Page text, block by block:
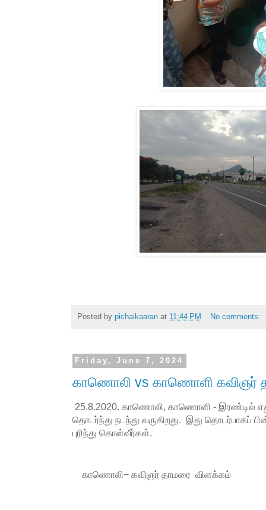
Posted by pichaikaaran at 11:44 PM No comments:
Friday, June 7, 2024
காணொலி vs காணொளி கவிஞர்
25.8.2020. காணொலி, காணொளி - இரண்டில்
தொடர்ந்து நடந்து வருகிறது. இது தொடர்பாகப்
புரிந்து கொள்வீர்கள்.
காணொலி− கவிஞர் தாமரை விளக்கம்